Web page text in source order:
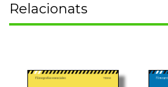
Relacionats